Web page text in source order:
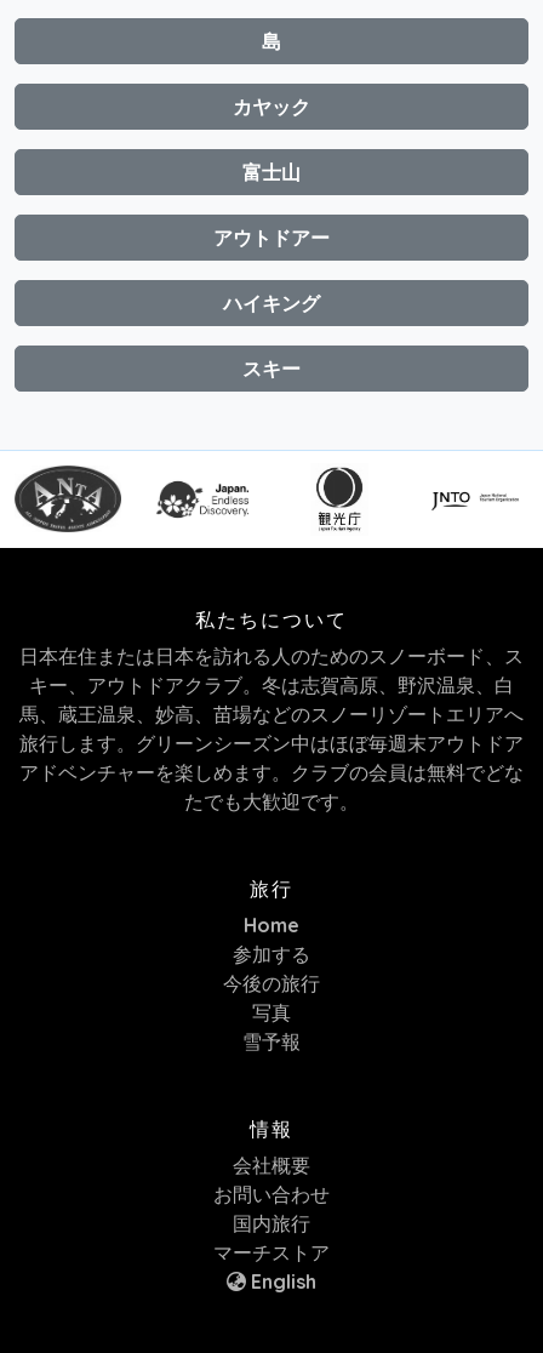
島
カヤック
富士山
アウトドアー
ハイキング
スキー
私たちについて
日本在住または日本を訪れる人のためのスノーボード、ス
キー、アウトドアクラブ。冬は志賀高原、野沢温泉、白
馬、蔵王温泉、妙高、苗場などのスノーリゾートエリアへ
旅行します。グリーンシーズン中はほぼ毎週末アウトドア
アドベンチャーを楽しめます。クラブの会員は無料でどな
たでも大歓迎です。
旅行
Home
参加する
今後の旅行
写真
雪予報
情報
会社概要
お問い合わせ
国内旅行
マーチストア
English